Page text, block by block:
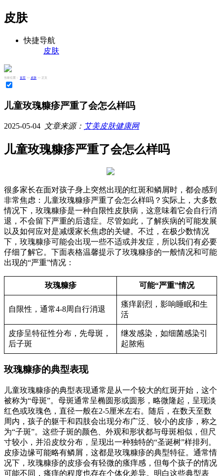
皮肤
快捷导航
皮肤
当前位置： 首页 >> 皮肤 >> 正文
儿童玫瑰糠疹严重了会怎么样吗
2025-05-04 文章来源： 艾美皮肤健康网
儿童玫瑰糠疹严重了会怎么样吗
很多家长在面对孩子身上突然出现的红斑和鳞屑时，都会感到
非常焦虑：儿童玫瑰糠疹严重了会怎么样吗？实际上，大多数
情况下，玫瑰糠疹是一种自限性皮肤病，这意味着它会自行消
退，不会留下严重的后遗症。尽管如此，了解疾病的可能发展
以及如何应对是减缓家长焦虑的关键。不过，在极少数情况
下，玫瑰糠疹可能会出现一些不适或并发症，所以我们有必要
仔细了解它。下面表格温馨提示了玫瑰糠疹的一般情况和可能
出现的“严重”情况：
玫瑰糠疹 可能“严重”情况
自限性，通常4-8周自行消退
瘙痒剧烈，影响睡眠和生
活
皮疹呈特征性分布，先母斑，
后子斑
继发感染，如细菌感染引
起脓疱
玫瑰糠疹的典型表现
儿童玫瑰糠疹的典型表现通常是从一个较大的红斑开始，这个
被称为“母斑”。母斑通常呈椭圆形或圆形，略微隆起，呈现淡
红色或玫瑰色，直径一般在2-5厘米左右。随后，在数天至数
周内，孩子的躯干和四肢会出现分布广泛、较小的皮疹，称之
为“子斑”。这些子斑的颜色、外观和形状都与母斑相似，但尺
寸较小，并沿皮纹分布，呈现出一种独特的“圣诞树”样排列。
皮疹边缘可能略有鳞屑，这都是玫瑰糠疹的典型特征。通常情
况下，玫瑰糠疹的皮疹会有轻微的瘙痒感，但每个孩子的情况
可能不同，瘙痒的程度也存在个体化差异。明白这些典型表